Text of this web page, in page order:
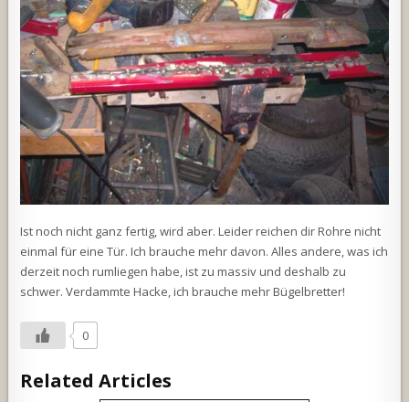
Ist noch nicht ganz fertig, wird aber. Leider reichen dir Rohre nicht
einmal für eine Tür. Ich brauche mehr davon. Alles andere, was ich
derzeit noch rumliegen habe, ist zu massiv und deshalb zu
schwer. Verdammte Hacke, ich brauche mehr Bügelbretter!
0
Related Articles